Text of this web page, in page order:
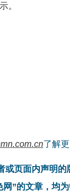
。
了解更
页面内声明的
”的文章，均